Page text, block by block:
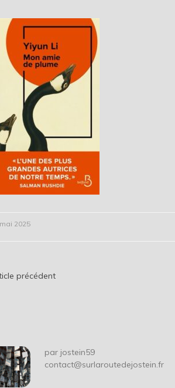
2025
précédent
par jostein59
contact@surlaroutedejostein.fr